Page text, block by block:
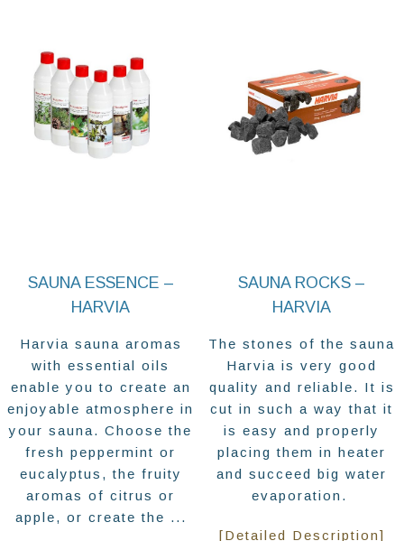
SAUNA ESSENCE –
HARVIA
Harvia sauna aromas
with essential oils
enable you to create an
enjoyable atmosphere in
your sauna. Choose the
fresh peppermint or
eucalyptus, the fruity
aromas of citrus or
apple, or create the ...
SAUNA ROCKS –
HARVIA
The stones of the sauna
Harvia is very good
quality and reliable. It is
cut in such a way that it
is easy and properly
placing them in heater
and succeed big water
evaporation.
[Detailed Description]